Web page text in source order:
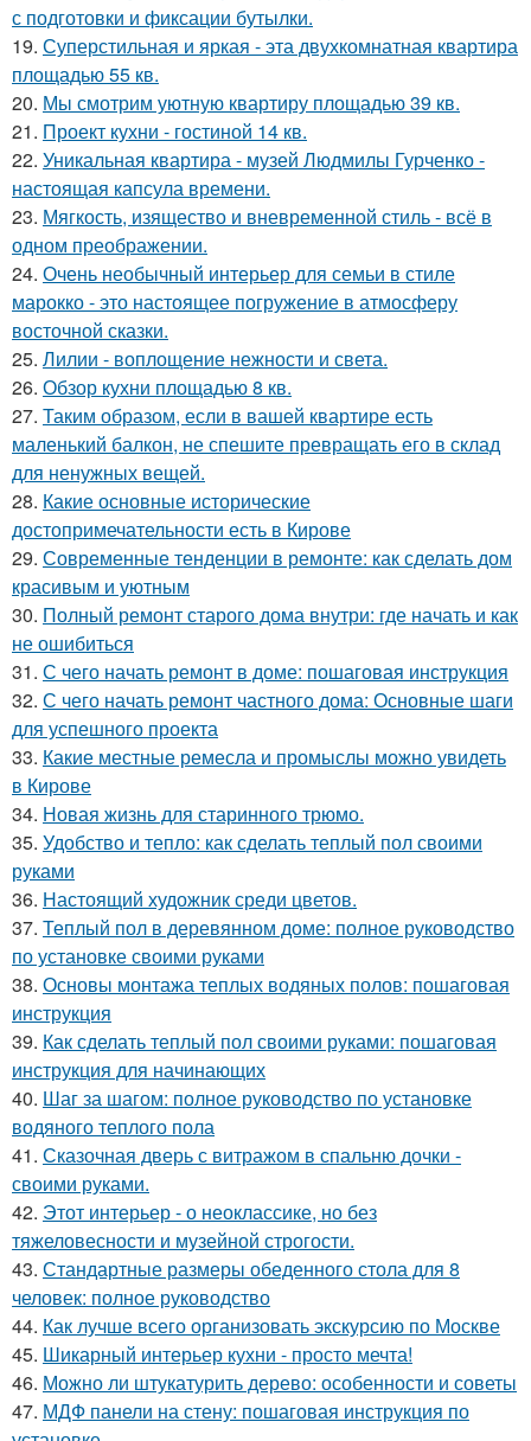
с подготовки и фиксации бутылки.
19. Суперстильная и яркая - эта двухкомнатная квартира
площадью 55 кв.
20. Мы смотрим уютную квартиру площадью 39 кв.
21. Проект кухни - гостиной 14 кв.
22. Уникальная квартира - музей Людмилы Гурченко -
настоящая капсула времени.
23. Мягкость, изящество и вневременной стиль - всё в
одном преображении.
24. Очень необычный интерьер для семьи в стиле
марокко - это настоящее погружение в атмосферу
восточной сказки.
25. Лилии - воплощение нежности и света.
26. Обзор кухни площадью 8 кв.
27. Таким образом, если в вашей квартире есть
маленький балкон, не спешите превращать его в склад
для ненужных вещей.
28. Какие основные исторические
достопримечательности есть в Кирове
29. Современные тенденции в ремонте: как сделать дом
красивым и уютным
30. Полный ремонт старого дома внутри: где начать и как
не ошибиться
31. С чего начать ремонт в доме: пошаговая инструкция
32. С чего начать ремонт частного дома: Основные шаги
для успешного проекта
33. Какие местные ремесла и промыслы можно увидеть
в Кирове
34. Новая жизнь для старинного трюмо.
35. Удобство и тепло: как сделать теплый пол своими
руками
36. Настоящий художник среди цветов.
37. Теплый пол в деревянном доме: полное руководство
по установке своими руками
38. Основы монтажа теплых водяных полов: пошаговая
инструкция
39. Как сделать теплый пол своими руками: пошаговая
инструкция для начинающих
40. Шаг за шагом: полное руководство по установке
водяного теплого пола
41. Сказочная дверь с витражом в спальню дочки -
своими руками.
42. Этот интерьер - о неоклассике, но без
тяжеловесности и музейной строгости.
43. Стандартные размеры обеденного стола для 8
человек: полное руководство
44. Как лучше всего организовать экскурсию по Москве
45. Шикарный интерьер кухни - просто мечта!
46. Можно ли штукатурить дерево: особенности и советы
47. МДФ панели на стену: пошаговая инструкция по